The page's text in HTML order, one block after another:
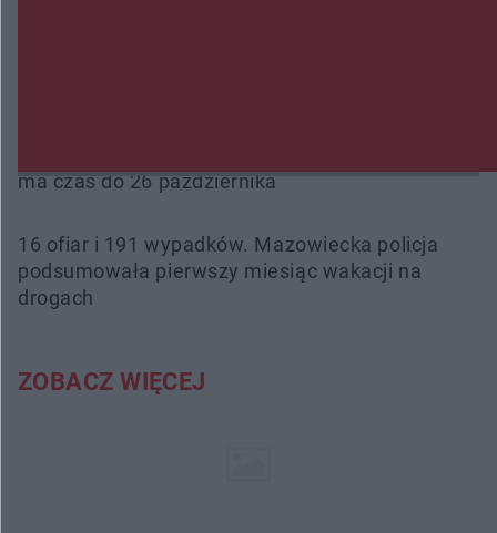
ma czas do 26 października
16 ofiar i 191 wypadków. Mazowiecka policja
podsumowała pierwszy miesiąc wakacji na
drogach
ZOBACZ WIĘCEJ